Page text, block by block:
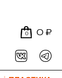
0 0 ₽